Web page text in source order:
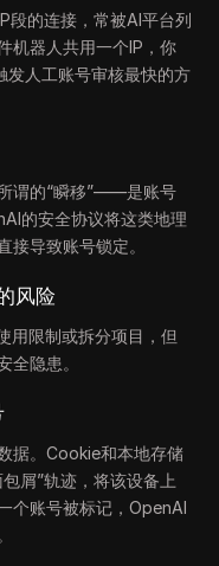
段的连接，常被AI平台列
机器人共用一个IP，你
发人工账号审核最快的方
谓的“瞬移”——是账号
的安全协议将这类地理
接导致账号锁定。
风险
用限制或拆分项目，但
全隐患。
据。Cookie和本地存储
屑”轨迹，将该设备上
个账号被标记，OpenAI